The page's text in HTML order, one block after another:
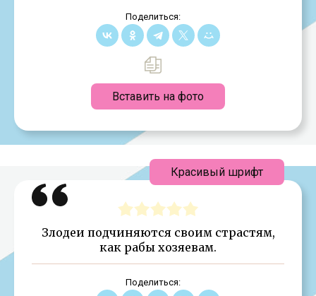
Поделиться:
Вставить на фото
Злодеи подчиняются своим страстям,
как рабы хозяевам.
Поделиться:
Красивый шрифт